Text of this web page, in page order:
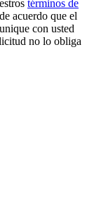
términos de
acuerdo que el
con usted
no lo obliga